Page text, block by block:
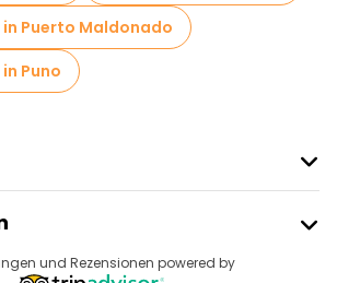
Puerto Maldonado
Puno
und Rezensionen powered by